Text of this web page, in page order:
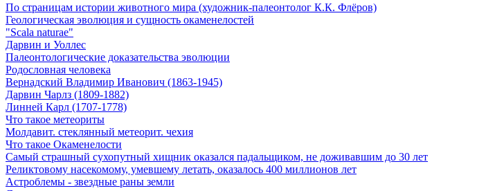
По страницам истории животного мира (художник-палеонтолог К.К. Флёров)
Геологическая эволюция и сущность окаменелостей
"Scala naturae"
Дарвин и Уоллес
Палеонтологические доказательства эволюции
Родословная человека
Вернадский Владимир Иванович (1863-1945)
Дарвин Чарлз (1809-1882)
Линней Карл (1707-1778)
Что такое метеориты
Молдавит. стеклянный метеорит. чехия
Что такое Окаменелости
Самый страшный сухопутный хищник оказался падальщиком, не доживавшим до 30 лет
Реликтовому насекомому, умевшему летать, оказалось 400 миллионов лет
Астроблемы - звездные раны земли